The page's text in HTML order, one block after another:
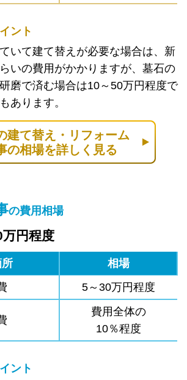
ント
いて建て替えが必要な場合は、新
いの費用がかかりますが、墓石の
磨で済む場合は10～50万円程度で
あります。
建て替え・リフォーム
の相場を詳しく見る
の費用相場
円程度
相場
5～30万円程度
費用全体の
10％程度
ント